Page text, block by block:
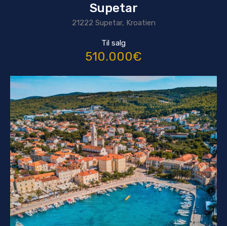
Supetar
21222 Supetar, Kroatien
Til salg
510.000€